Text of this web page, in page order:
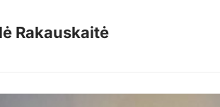
Rakauskaitė